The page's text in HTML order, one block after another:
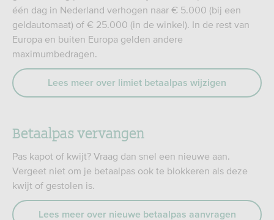
één dag in Nederland verhogen naar € 5.000 (bij een
geldautomaat) of € 25.000 (in de winkel). In de rest van
Europa en buiten Europa gelden andere
maximumbedragen.
Lees meer over limiet betaalpas wijzigen
Betaalpas vervangen
Pas kapot of kwijt? Vraag dan snel een nieuwe aan.
Vergeet niet om je betaalpas ook te blokkeren als deze
kwijt of gestolen is.
Lees meer over nieuwe betaalpas aanvragen